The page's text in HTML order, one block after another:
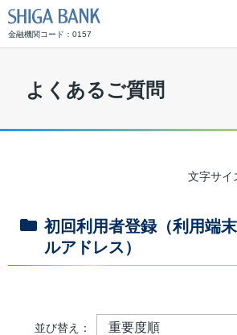
金融機関コード：0157
よくあるご質問
文字サイ
初回利用者登録（利用端
ルアドレス）
並び替え：